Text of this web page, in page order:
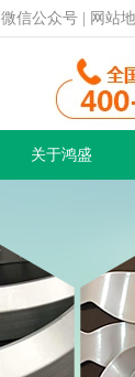
微信公众号 网站
关于鸿盛